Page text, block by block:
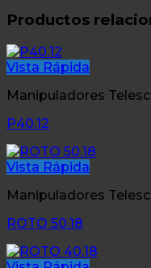
Productos
Vista Rápida
Manipuladores
P40.12
Vista Rápida
Manipuladores
ROTO 50.18